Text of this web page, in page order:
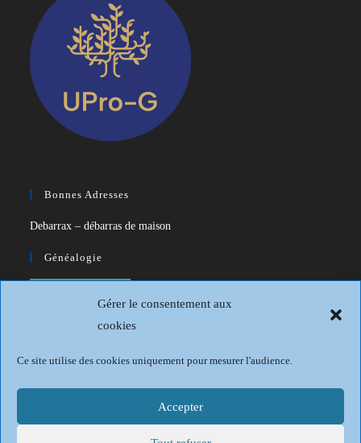
Gérer le consentement aux
cookies
Ce site utilise des cookies uniquement pour mesurer l'audience.
Accepter
Bonnes Adresses
Debarrax – débarras de maison
Généalogie
Revue Française de Généalogie